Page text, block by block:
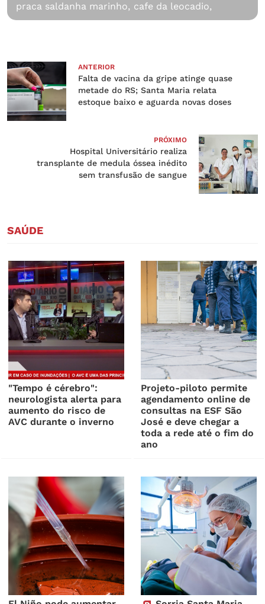
praca saldanha marinho, cafe da leocadio,
ANTERIOR
Falta de vacina da gripe atinge quase
metade do RS; Santa Maria relata
estoque baixo e aguarda novas doses
PRÓXIMO
Hospital Universitário realiza
transplante de medula óssea inédito
sem transfusão de sangue
SAÚDE
"Tempo é cérebro":
neurologista alerta para
aumento do risco de
AVC durante o inverno
Projeto-piloto permite
agendamento online de
consultas na ESF São
José e deve chegar a
toda a rede até o fim do
ano